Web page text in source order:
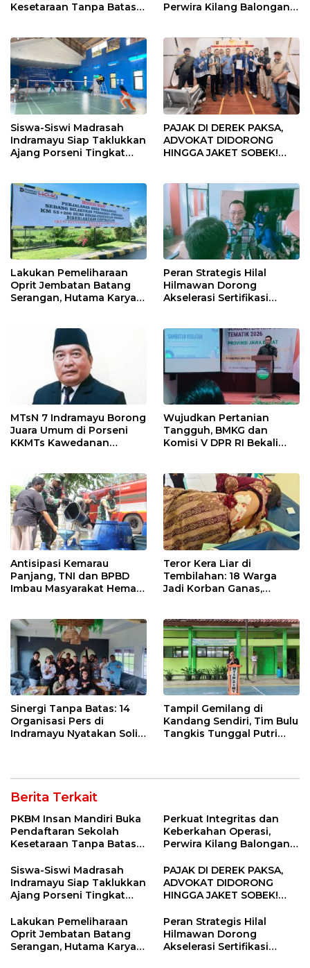
Kesetaraan Tanpa Batas
Perwira Kilang Balongan
Siswa-Siswi Madrasah
Indramayu Siap Taklukkan
Ajang Porseni Tingkat
PAJAK DI DEREK PAKSA,
ADVOKAT DIDORONG
HINGGA JAKET SOBEK!
Pekanbaru!
Lakukan Pemeliharaan
Oprit Jembatan Batang
Serangan, Hutama Karya
Peran Strategis Hilal
Hilmawan Dorong
Akselerasi Sertifikasi
Indramayu
MTsN 7 Indramayu Borong
Juara Umum di Porseni
KKMTs Kawedanan
Wujudkan Pertanian
Tangguh, BMKG dan
Komisi V DPR RI Bekali
Antisipasi Kemarau
Panjang, TNI dan BPBD
Imbau Masyarakat Hemat
Teror Kera Liar di
Tembilahan: 18 Warga
Jadi Korban Ganas,
Sinergi Tanpa Batas: 14
Organisasi Pers di
Indramayu Nyatakan Solid
Tampil Gemilang di
Kandang Sendiri, Tim Bulu
Tangkis Tunggal Putri
Berita Terkait
PKBM Insan Mandiri Buka
Pendaftaran Sekolah
Kesetaraan Tanpa Batas
Perkuat Integritas dan
Keberkahan Operasi,
Perwira Kilang Balongan
Siswa-Siswi Madrasah
Indramayu Siap Taklukkan
Ajang Porseni Tingkat
PAJAK DI DEREK PAKSA,
ADVOKAT DIDORONG
HINGGA JAKET SOBEK!
Ngamuk Kepung Polresta
Pekanbaru!
Lakukan Pemeliharaan
Oprit Jembatan Batang
Serangan, Hutama Karya
Peran Strategis Hilal
Hilmawan Dorong
Akselerasi Sertifikasi